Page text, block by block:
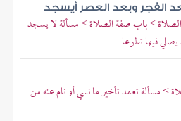
الفجر وبعد العصر أيسجد
> باب صفة الصلاة > مسألة لا يسجد
فيها تطوعا
> مسألة تعمد تأخير ما نسي أو نام عنه من